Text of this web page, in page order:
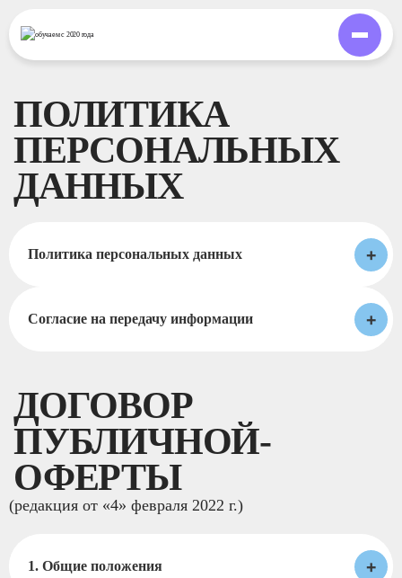
обучаемс 2020 года
ПОЛИТИКА
ПЕРСОНАЛЬНЫХ
ДАННЫХ
Политика персональных данных +
Согласие на передачу информации +
ДОГОВОР
ПУБЛИЧНОЙ-
ОФЕРТЫ
(редакция от «4» февраля 2022 г.)
1. Общие положения +